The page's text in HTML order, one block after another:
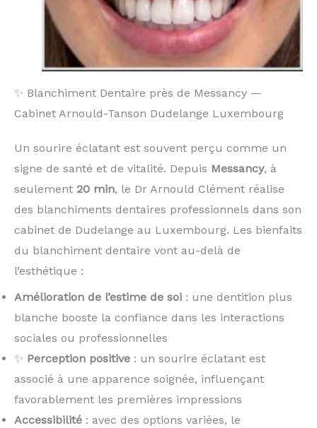
✨ Blanchiment Dentaire près de Messancy —
Cabinet Arnould-Tanson Dudelange Luxembourg
Un sourire éclatant est souvent perçu comme un
signe de santé et de vitalité. Depuis Messancy, à
seulement 20 min, le Dr Arnould Clément réalise
des blanchiments dentaires professionnels dans son
cabinet de Dudelange au Luxembourg. Les bienfaits
du blanchiment dentaire vont au-delà de
l’esthétique :
Amélioration de l’estime de soi : une dentition plus
blanche booste la confiance dans les interactions
sociales ou professionnelles
✨ Perception positive : un sourire éclatant est
associé à une apparence soignée, influençant
favorablement les premières impressions
Accessibilité : avec des options variées, le